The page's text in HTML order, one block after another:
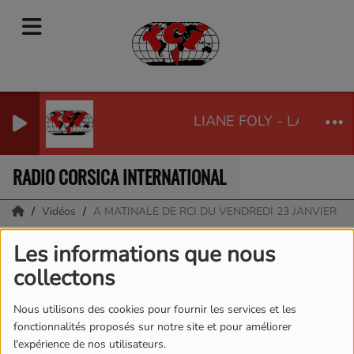
Les informations que nous
collectons
Nous utilisons des cookies pour fournir les services et les
fonctionnalités proposés sur notre site et pour améliorer
l'expérience de nos utilisateurs.
LIANE FOLY - LA VIE
RADIO CORSICA INTERNATIONAL
Vidéos A MATINALE DE RCI DU VENDREDI 23 JANVIER
A MATINALE DE RCI DU
VENDREDI 23 JANVIER